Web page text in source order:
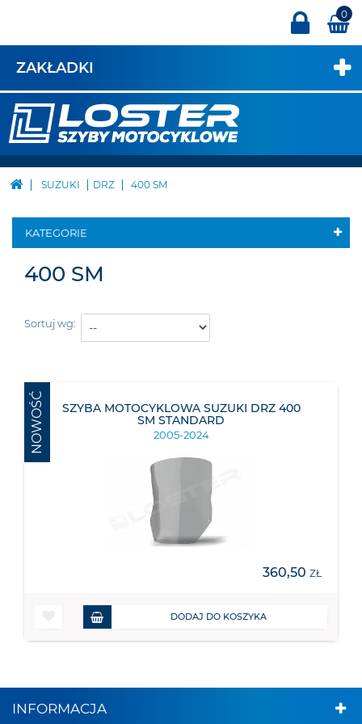
0
ZAKŁADKI
SUZUKI DRZ 400 SM
KATEGORIE
400 SM
Sortuj wg:
SZYBA MOTOCYKLOWA SUZUKI DRZ 400
SM STANDARD
2005-2024
NOWOŚĆ
360,50 ZŁ
DODAJ DO KOSZYKA
INFORMACJA